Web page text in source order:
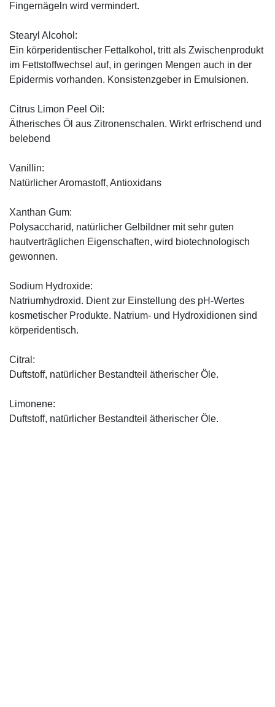
Fingernägeln wird vermindert.
Stearyl Alcohol:
Ein körperidentischer Fettalkohol, tritt als Zwischenprodukt
im Fettstoffwechsel auf, in geringen Mengen auch in der
Epidermis vorhanden. Konsistenzgeber in Emulsionen.
Citrus Limon Peel Oil:
Ätherisches Öl aus Zitronenschalen. Wirkt erfrischend und
belebend
Vanillin:
Natürlicher Aromastoff, Antioxidans
Xanthan Gum:
Polysaccharid, natürlicher Gelbildner mit sehr guten
hautverträglichen Eigenschaften, wird biotechnologisch
gewonnen.
Sodium Hydroxide:
Natriumhydroxid. Dient zur Einstellung des pH-Wertes
kosmetischer Produkte. Natrium- und Hydroxidionen sind
körperidentisch.
Citral:
Duftstoff, natürlicher Bestandteil ätherischer Öle.
Limonene:
Duftstoff, natürlicher Bestandteil ätherischer Öle.